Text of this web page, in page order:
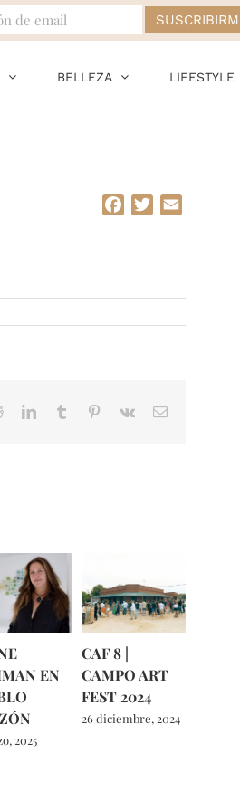
BELLEZA LIFESTYLE
Facebook
Twitter
RedditLinkedInTumblr Pinterest
Vk Email
EN
2025
CAF 8 |
CAMPO ART
FEST 2024
26 diciembre, 2024